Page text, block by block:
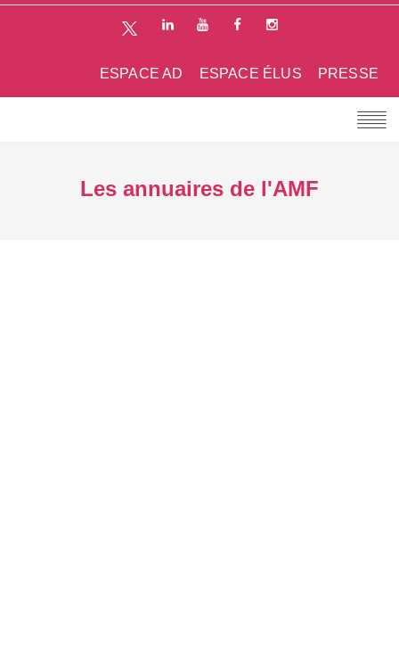
PRESSE
ESPACE ÉLUS
ESPACE AD
Les annuaires de l'AMF